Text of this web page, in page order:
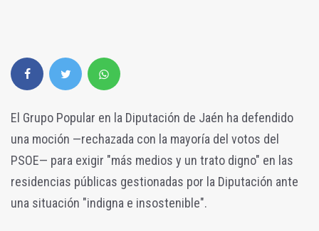
El Grupo Popular en la Diputación de Jaén ha defendido
una moción —rechazada con la mayoría del votos del
PSOE— para exigir "más medios y un trato digno" en las
residencias públicas gestionadas por la Diputación ante
una situación "indigna e insostenible".